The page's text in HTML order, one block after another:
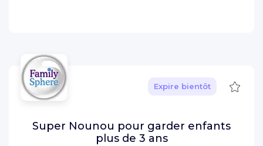
Expire bientôt
Super Nounou pour garder enfants
plus de 3 ans